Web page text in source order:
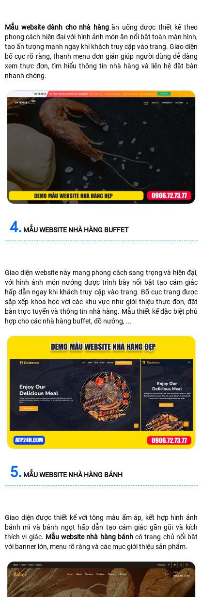
Mẫu website dành cho nhà hàngăn uống được thiết kế theo
phong cách hiện đại với hình ảnh món ăn nổi bật toàn màn hình,
tạo ấn tượng mạnh ngay khi khách truy cập vào trang. Giao diện
bố cục rõ ràng, thanh menu đơn giản giúp người dùng dễ dàng
xem thực đơn, tìm hiểu thông tin nhà hàng và liên hệ đặt bàn
nhanh chóng.
4. MẪU WEBSITE NHÀ HÀNG BUFFET
Giao diện website này mang phong cách sang trọng và hiện đại,
với hình ảnh món nướng được trình bày nổi bật tạo cảm giác
hấp dẫn ngay khi khách truy cập vào trang. Bố cục trang được
sắp xếp khoa học với các khu vực như giới thiệu thực đơn, đặt
bàn trực tuyến và thông tin nhà hàng. Mẫu thiết kế đặc biệt phù
hợp cho các nhà hàng buffet, đồ nướng, ...
5. MẪU WEBSITE NHÀ HÀNG BÁNH
Giao diện được thiết kế với tông màu ấm áp, kết hợp hình ảnh
bánh mì và bánh ngọt hấp dẫn tạo cảm giác gần gũi và kích
thích vị giác. Mẫu website nhà hàng bánhcó trang chủ nổi bật
với banner lớn, menu rõ ràng và các mục giới thiệu sản phẩm.